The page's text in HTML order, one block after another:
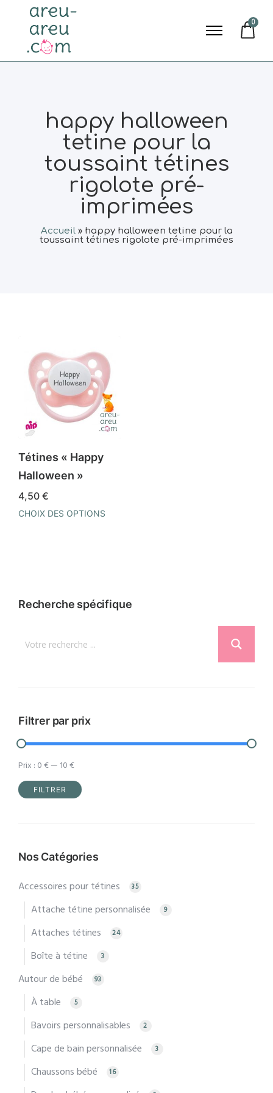
0
happy halloween
tetine pour la
toussaint tétines
rigolote pré-
imprimées
Accueil» happy halloween tetine pour la
toussaint tétines rigolote pré-imprimées
Tétines « Happy
Halloween »
4,50 €
CHOIX DES OPTIONS
variations.
peuvent
la
du
produit
Recherche spécifique
Filtrer par prix
min
max
FILTRER
Prix : 0 €— 10 €
Nos Catégories
Accessoires pour tétines 35
Attache tétine personnalisée 9
Attaches tétines 24
Boîte à tétine 3
Autour de bébé 93
À table 5
Bavoirs personnalisables 2
Cape de bain personnalisée 3
Chaussons bébé 16